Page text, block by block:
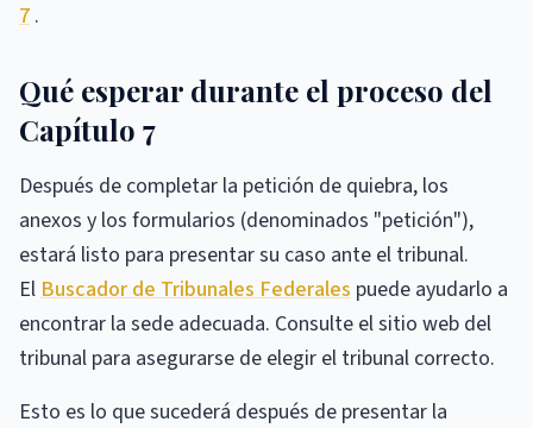
7 .
Qué esperar durante el proceso del
Capítulo 7
Después de completar la petición de quiebra, los
anexos y los formularios (denominados "petición"),
estará listo para presentar su caso ante el tribunal.
ElBuscador de Tribunales Federales puede ayudarlo a
encontrar la sede adecuada. Consulte el sitio web del
tribunal para asegurarse de elegir el tribunal correcto.
Esto es lo que sucederá después de presentar la